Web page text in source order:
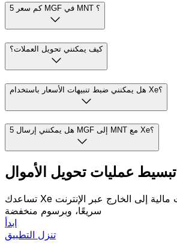
كم سعر 5 MGF في MNT ؟
كيف يمكنني تحويل العملات؟
هل يمكنني ضبط تنبيهات الأسعار باستخدام Xe؟
هل يمكنني إرسال 5 MGF إلى MNT مع Xe؟
تبسيط عمليات تحويل الأموال
تساعدك Xe على إرسال تحويلات مالية إلى الخارج عبر الإنترنت
سريعًا، وبرسوم منخفضة
ابدأ
تنزل التطبيق